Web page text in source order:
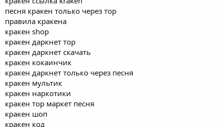
песня кракен только через тор
правила кракена
кракен shop
кракен даркнет тор
кракен даркнет скачать
кракен кокаинчик
кракен даркнет только через песня
кракен мультик
кракен наркотики
кракен тор маркет песня
кракен шоп
кракен код